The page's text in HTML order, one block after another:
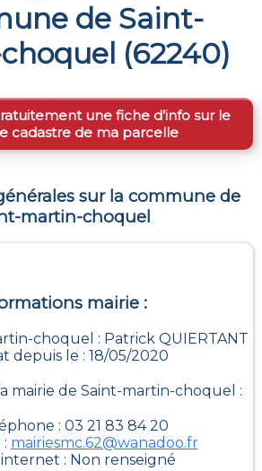
de Saint-
(62240)
une fiche d’info sur le
cadastre de ma parcelle
sur la commune de
martin-choquel
mairie :
choquel : Patrick QUIERTANT
depuis le : 18/05/2020
mairie de Saint-martin-choquel :
: 03 21 83 84 20
mairiesmc.62@wanadoo.fr
internet : Non renseigné